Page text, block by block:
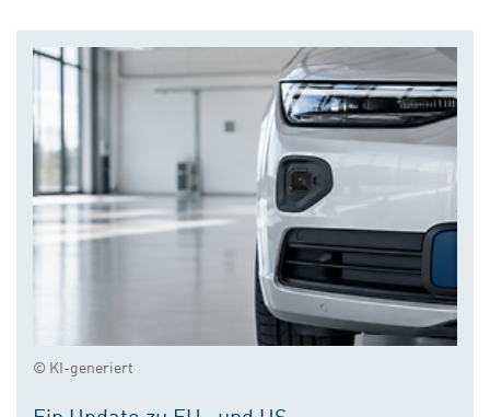
© KI-generiert